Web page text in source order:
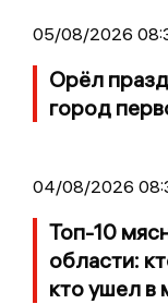
05/08/2026
Орёл
город
04/08/2026
Топ-10
области:
кто ушел в